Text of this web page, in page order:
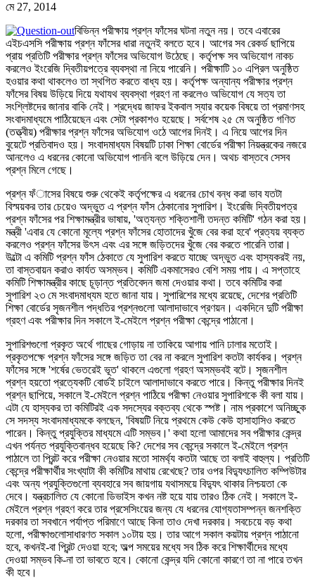
মে 27, 2014
বিভিন্ন পরীক্ষায় প্রশ্ন ফাঁসের ঘটনা নতুন নয়। তবে এবারের
এইচএসসি পরীক্ষায় প্রশ্ন ফাঁসের ধারা নতুনই বলতে হবে। আগের সব রেকর্ড ছাপিয়ে
প্রায় প্রতিটি পরীক্ষার প্রশ্ন ফাঁসের অভিযোগ উঠেছে। কর্তৃপক্ষ সব অভিযোগ নাকচ
করলেও ইংরেজি দ্বিতীয়পত্রে ব্যবস্থা না নিয়ে পারেনি। পরীক্ষাটি ১০ এপ্রিল অনুষ্ঠিত
হওয়ার কথা থাকলেও তা স্থগিত করতে বাধ্য হয়। কর্তৃপক্ষ অন্যান্য পরীক্ষার প্রশ্ন
ফাঁসের বিষয় উড়িয়ে দিয়ে যথাযথ ব্যবস্থা গ্রহণ না করলেও অভিযোগ যে সত্য তা
সংশ্লিষ্টদের জানার বাকি নেই। শ্রদ্ধেয় জাফর ইকবাল স্যার কয়েক বিষয়ে তা প্রমাণসহ
সংবাদমাধ্যমে পাঠিয়েছেন এবং সেটা প্রকাশও হয়েছে। সর্বশেষ ২৫ মে অনুষ্ঠিত গণিত
(তত্ত্বীয়) পরীক্ষার প্রশ্ন ফাঁসের অভিযোগ ওঠে আগের দিনই। এ নিয়ে আগের দিন
বুয়েটে প্রতিবাদও হয়। সংবাদমাধ্যম বিষয়টি ঢাকা শিক্ষা বোর্ডের পরীক্ষা নিয়ন্ত্রকের নজরে
আনলেও এ ধরনের কোনো অভিযোগ পাননি বলে উড়িয়ে দেন। অথচ বাস্তবে সেসব
প্রশ্ন মিলে গেছে।
প্রশ্ন ফঁাসের বিষয়ে শুরু থেকেই কর্তৃপক্ষের এ ধরনের চোখ বন্ধ করা ভাব যতটা
বিস্ময়কর তার চেয়েও অদ্ভুত এ প্রশ্ন ফাঁস ঠেকানোর সুপারিশ।ইংরেজি দ্বিতীয়পত্র
প্রশ্ন ফাঁসের পর শিক্ষামন্ত্রীর ভাষায়, 'অত্যন্ত শক্তিশালী তদন্ত কমিটি' গঠন করা হয়।
মন্ত্রী 'এবার যে কোনো মূল্যে প্রশ্ন ফাঁসের হোতাদের খুঁজে বের করা হবে' প্রত্যয় ব্যক্ত
করলেও প্রশ্ন ফাঁসের উৎস এবং এর সঙ্গে জড়িতদের খুঁজে বের করতে পারেনি তারা।
উল্টো এ কমিটি প্রশ্ন ফাঁস ঠেকাতে যে সুপারিশ করতে যাচ্ছে অদ্ভুত এবং হাস্যকরই নয়,
তা বাস্তবায়ন করাও কার্যত অসম্ভব। কমিটি একমাসেরও বেশি সময় পায়। এ সপ্তাহে
কমিটি শিক্ষামন্ত্রীর কাছে চূড়ান্ত প্রতিবেদন জমা দেওয়ার কথা। তবে কমিটির করা
সুপারিশ ২৩ মে সংবাদমাধ্যম হতে জানা যায়। সুপারিশের মধ্যে রয়েছে, দেশের প্রতিটি
শিক্ষা বোর্ডের সৃজনশীল পদ্ধতির প্রশ্নগুলো আলাদাভাবে প্রণয়ন। একদিনে দুটি পরীক্ষা
গ্রহণ এবং পরীক্ষার দিন সকালে ই-মেইলে প্রশ্ন পরীক্ষা কেন্দ্রে পাঠানো।
সুপারিশগুলো প্রকৃত অর্থে গাছের গোড়ায় না তাকিয়ে আগায় পানি ঢালার মতোই।
প্রকৃতপক্ষে প্রশ্ন ফাঁসের সঙ্গে জড়িত তা বের না করলে সুপারিশ কতটা কার্যকর। প্রশ্ন
ফাঁসের সঙ্গে 'শর্ষের ভেতরেই ভূত' থাকলে এগুলো গ্রহণ অসম্ভবই বটে। সৃজনশীল
প্রশ্ন হয়তো প্রত্যেকটি বোর্ডই চাইলে আলাদাভাবে করতে পারে। কিন্তু পরীক্ষার দিনই
প্রশ্ন ছাপিয়ে, সকালে ই-মেইলে প্রশ্ন পাঠিয়ে পরীক্ষা নেওয়ার সুপারিশকে কী বলা যায়।
এটা যে হাস্যকর তা কমিটিরই এক সদস্যের বক্তব্য থেকে স্পষ্ট। নাম প্রকাশে অনিচ্ছুক
সে সদস্য সংবাদমাধ্যমকে বলছেন, 'বিষয়টি নিয়ে প্রথমে কেউ কেউ হাসাহাসিও করতে
পারেন। কিন্তু প্রযুক্তির মাধ্যমে এটি সম্ভব।' কথা হলো আমাদের সব পরীক্ষার কেন্দ্র
এখন পর্যন্ত প্রযুক্তিবান্ধব হয়েছে কি? দেশের সব কেন্দ্রে সকালে ই-মেইলে প্রশ্ন
পাঠালে তা প্রিন্ট করে পরীক্ষা নেওয়ার মতো সামর্থ্য কতটা আছে তা বলাই বাহুল্য। প্রতিটি
কেন্দ্রে পরীক্ষার্থীর সংখ্যাটা কী কমিটির মাথায় রেখেছে? তার ওপর বিদ্যুৎচালিত কম্পিউটার
এবং অন্য প্রযুক্তিগুলো ব্যবহারে সব জায়গায় যথাসময়ে বিদ্যুৎ থাকার নিশ্চয়তা কে
দেবে। যন্ত্রচালিত যে কোনো ডিভাইস কখন নষ্ট হয়ে যায় তারও ঠিক নেই। সকালে ই-
মেইলে প্রশ্ন গ্রহণ করে তার প্রসেসিংয়ের জন্য যে ধরনের যোগ্যতাসম্পন্ন জনশক্তি
দরকার তা সবখানে পর্যাপ্ত পরিমাণে আছে কিনা তাও দেখা দরকার। সবচেয়ে বড় কথা
হলো, পরীক্ষাগুলোসাধারণত সকাল ১০টায় হয়। তার আগে সকাল কয়টায় প্রশ্ন পাঠানো
হবে, কখনই-বা প্রিন্ট দেওয়া হবে; অল্প সময়ের মধ্যে সব ঠিক করে শিক্ষার্থীদের মধ্যে
দেওয়া সম্ভব কি-না তা ভাবতে হবে। কোনো কেন্দ্র যদি কোনো কারণে তা না পারে তখন
কী হবে।